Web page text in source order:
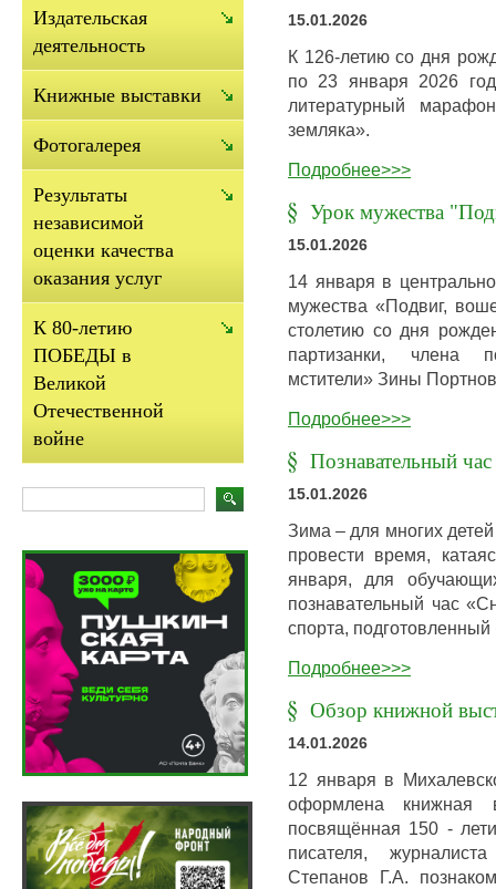
15.01.2026
К 126-летию со дня
по 23 января 2026
литературный
земляка».
Подробнее>>>
Урок мужества
15.01.2026
14 января в
мужества «Подвиг,
столетию со дня
партизанки, члена
мстители» Зины
Подробнее>>>
Познавательный
15.01.2026
Зима – для многих
провести время,
января, для
познавательный час
спорта,
Подробнее>>>
Обзор книжной
14.01.2026
12 января в
оформлена книжная
посвящённая 150 -
писателя,
Степанов Г.А.
Издательская
деятельность
Книжные выставки
Фотогалерея
Результаты
независимой
оценки качества
оказания услуг
К 80-летию
ПОБЕДЫ в
Великой
Отечественной
войне